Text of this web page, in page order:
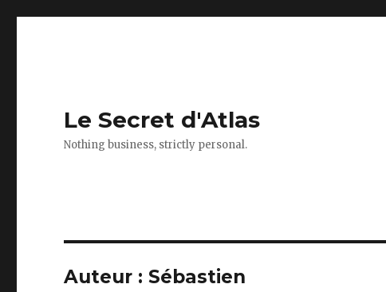
Le Secret d'Atlas
Nothing business, strictly personal.
Auteur : Sébastien